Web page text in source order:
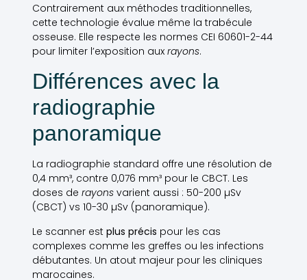
Contrairement aux méthodes traditionnelles,
cette technologie évalue même la trabécule
osseuse. Elle respecte les normes CEI 60601-2-44
pour limiter l’exposition aux rayons.
Différences avec la
radiographie
panoramique
La radiographie standard offre une résolution de
0,4 mm³, contre 0,076 mm³ pour le CBCT. Les
doses de rayonsvarient aussi : 50-200 µSv
(CBCT) vs 10-30 µSv (panoramique).
Le scanner est plus précis pour les cas
complexes comme les greffes ou les infections
débutantes. Un atout majeur pour les cliniques
marocaines.